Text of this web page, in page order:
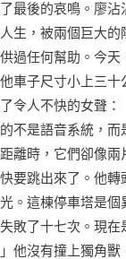
最後的哀鳴。廖
生，被兩個巨大
過任何幫助。今
車子尺寸小上三
令人不快的女聲
不是語音系統，
離時，它們卻像
要跳出來了。他
。這棟停車塔是
敗了十七次。現
他沒有撞上獨角